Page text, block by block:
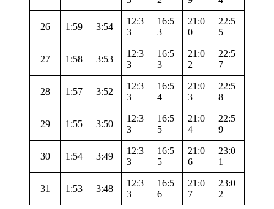
26 1:59 3:54
12:3
3
16:5
3
21:0
0
22:5
5
27 1:58 3:53
12:3
3
16:5
3
21:0
2
22:5
7
28 1:57 3:52
12:3
3
16:5
4
21:0
3
22:5
8
29 1:55 3:50
12:3
3
16:5
5
21:0
4
22:5
9
30 1:54 3:49
12:3
3
16:5
5
21:0
6
23:0
1
31 1:53 3:48
12:3
3
16:5
6
21:0
7
23:0
2